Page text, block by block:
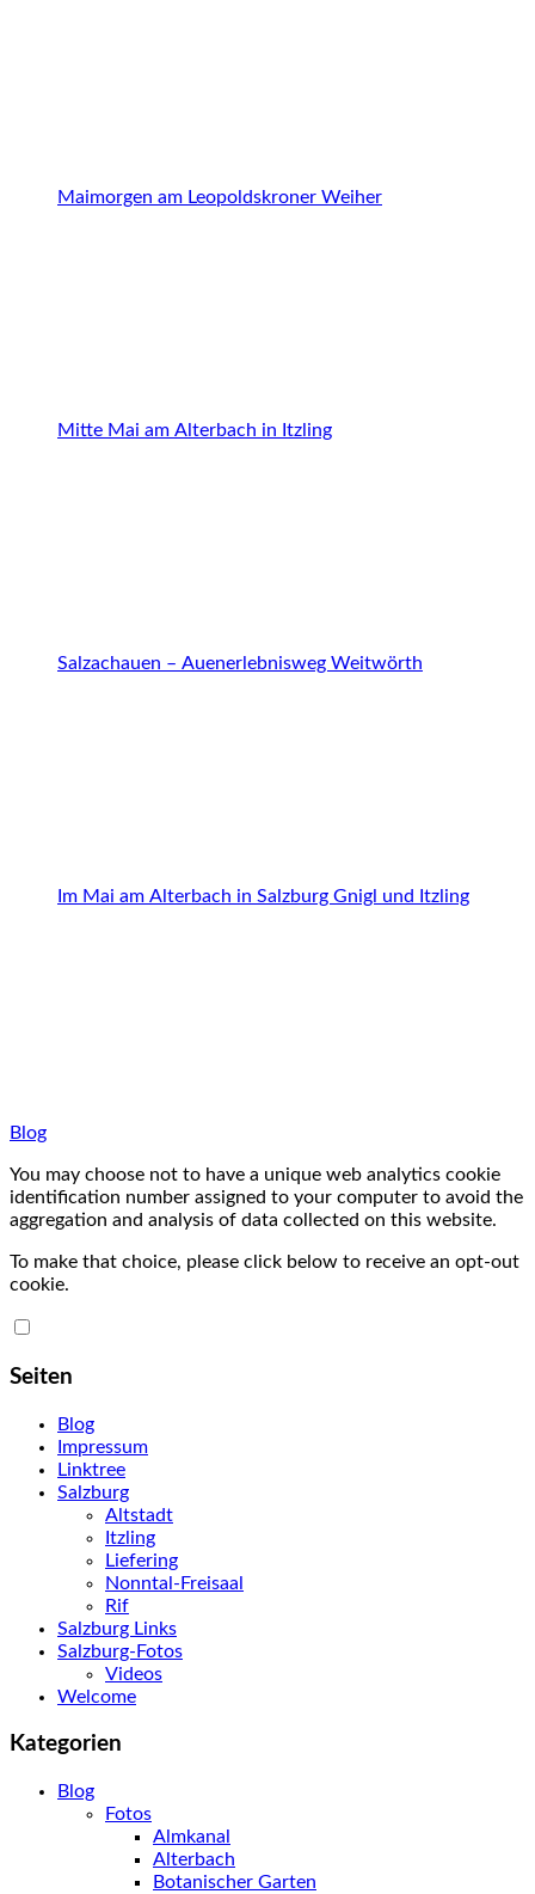
Maimorgen am Leopoldskroner Weiher
Mitte Mai am Alterbach in Itzling
Salzachauen – Auenerlebnisweg Weitwörth
Im Mai am Alterbach in Salzburg Gnigl und Itzling
Blog
You may choose not to have a unique web analytics cookie
identification number assigned to your computer to avoid the
aggregation and analysis of data collected on this website.
To make that choice, please click below to receive an opt-out
cookie.
Seiten
Blog
Impressum
Linktree
Salzburg
Altstadt
Itzling
Liefering
Nonntal-Freisaal
Rif
Salzburg Links
Salzburg-Fotos
Videos
Welcome
Kategorien
Blog
Fotos
Almkanal
Alterbach
Botanischer Garten